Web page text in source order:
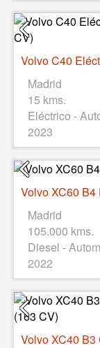
Madrid
15 kms.
Eléctrico -
2023
Volvo XC60
Madrid
105.000 kms.
Diesel -
2022